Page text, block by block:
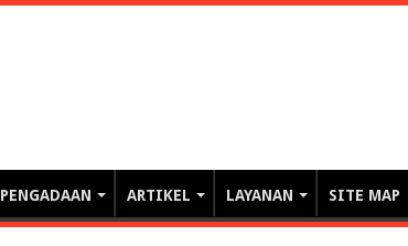
ARTIKEL LAYANAN SITE MAP